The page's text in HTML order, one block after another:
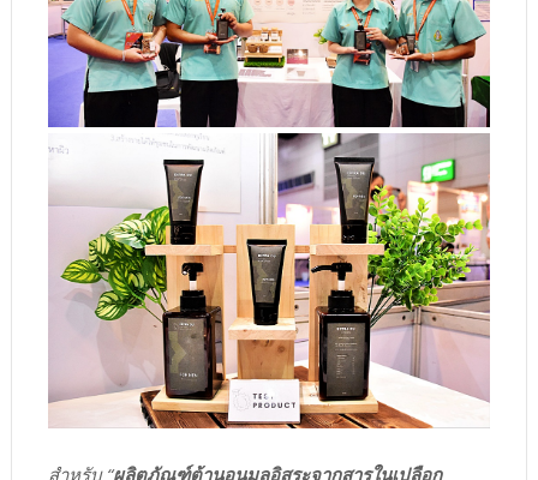
สำหรับ “ผลิตภัณฑ์ต้านอนุมูลอิสระจากสารในเปลือก